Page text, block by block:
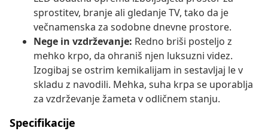
sprostitev, branje ali gledanje TV, tako da je
večnamenska za sodobne dnevne prostore.
Nege in vzdrževanje: Redno briši posteljo z
mehko krpo, da ohraniš njen luksuzni videz.
Izogibaj se ostrim kemikalijam in sestavljaj le v
skladu z navodili. Mehka, suha krpa se uporablja
za vzdrževanje žameta v odličnem stanju.
Specifikacije